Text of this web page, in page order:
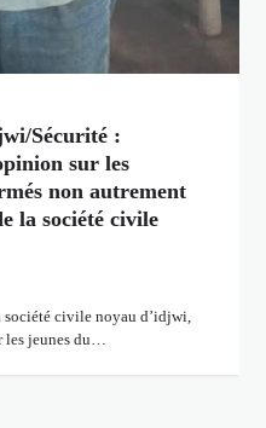
Sécurité :
sur les
non autrement
la société civile
société civile noyau d’idjwi,
les jeunes du…